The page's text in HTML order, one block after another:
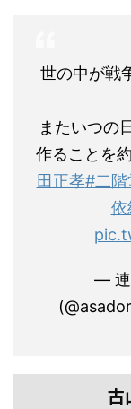
世の中が戦
またいつの
作ることを
田正孝#二階
依
— 連
古